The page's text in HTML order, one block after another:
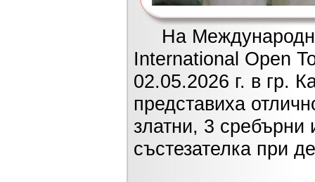
На
International Open
02.05.2026 г. в гр.
представиха
златни, 3 сребърни
състезателка при